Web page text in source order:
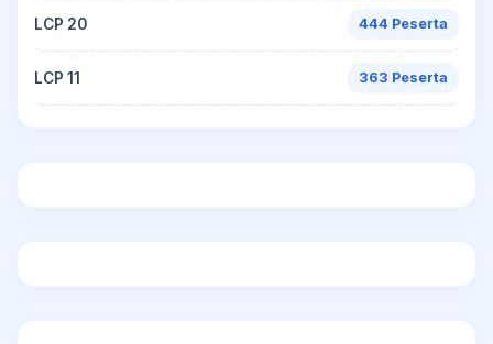
LCP 20 444 Peserta
LCP 11 363 Peserta